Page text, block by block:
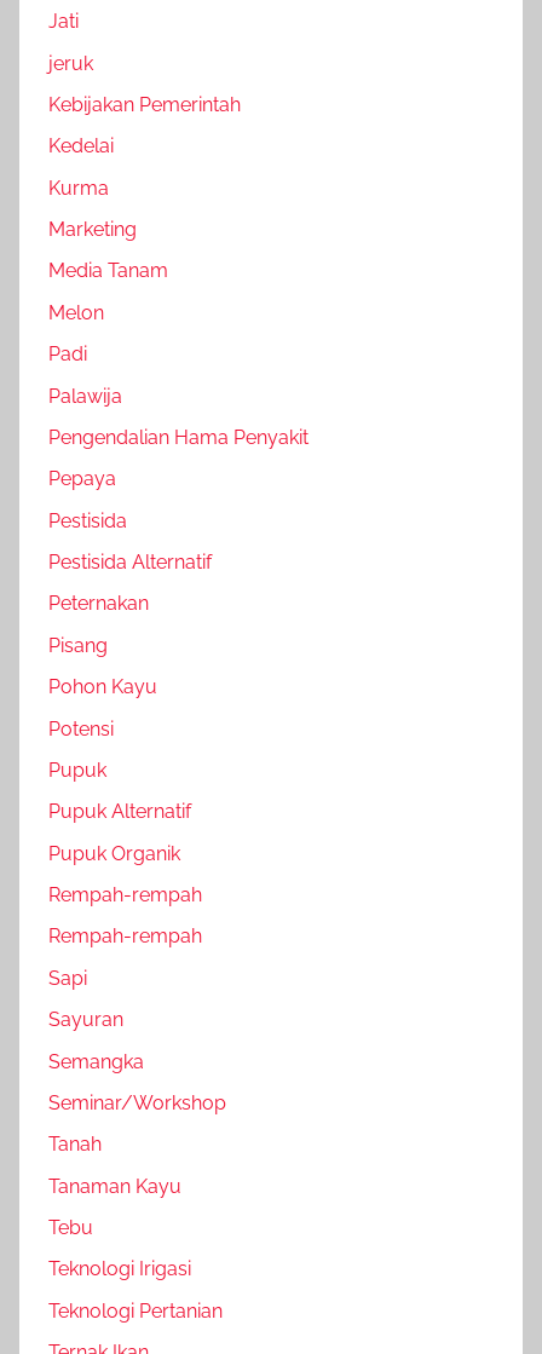
Jati
jeruk
Kebijakan Pemerintah
Kedelai
Kurma
Marketing
Media Tanam
Melon
Padi
Palawija
Pengendalian Hama Penyakit
Pepaya
Pestisida
Pestisida Alternatif
Peternakan
Pisang
Pohon Kayu
Potensi
Pupuk
Pupuk Alternatif
Pupuk Organik
Rempah-rempah
Rempah-rempah
Sapi
Sayuran
Semangka
Seminar/Workshop
Tanah
Tanaman Kayu
Tebu
Teknologi Irigasi
Teknologi Pertanian